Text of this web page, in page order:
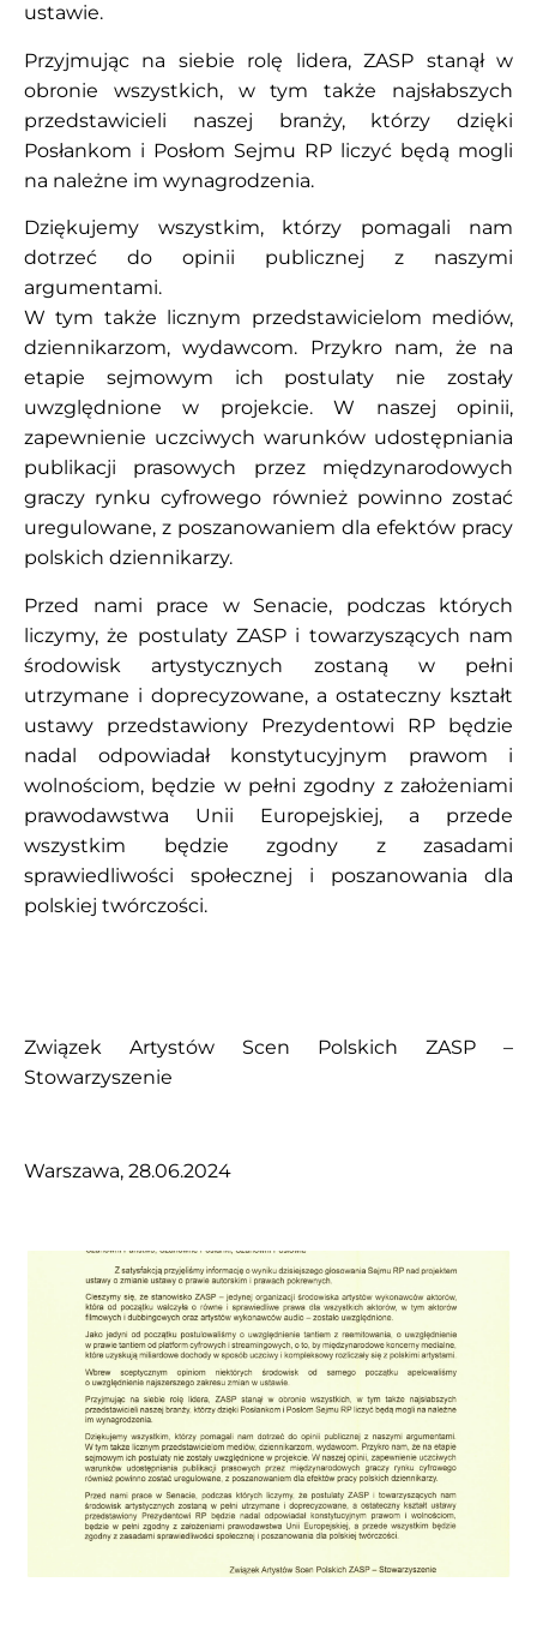
ustawie.
Przyjmując na siebie rolę lidera, ZASP stanął w
obronie wszystkich, w tym także najsłabszych
przedstawicieli naszej branży, którzy dzięki
Posłankom i Posłom Sejmu RP liczyć będą mogli
na należne im wynagrodzenia.
Dziękujemy wszystkim, którzy pomagali nam
dotrzeć do opinii publicznej z naszymi
argumentami.
W tym także licznym przedstawicielom mediów,
dziennikarzom, wydawcom. Przykro nam, że na
etapie sejmowym ich postulaty nie zostały
uwzględnione w projekcie. W naszej opinii,
zapewnienie uczciwych warunków udostępniania
publikacji prasowych przez międzynarodowych
graczy rynku cyfrowego również powinno zostać
uregulowane, z poszanowaniem dla efektów pracy
polskich dziennikarzy.
Przed nami prace w Senacie, podczas których
liczymy, że postulaty ZASP i towarzyszących nam
środowisk artystycznych zostaną w pełni
utrzymane i doprecyzowane, a ostateczny kształt
ustawy przedstawiony Prezydentowi RP będzie
nadal odpowiadał konstytucyjnym prawom i
wolnościom, będzie w pełni zgodny z założeniami
prawodawstwa Unii Europejskiej, a przede
wszystkim będzie zgodny z zasadami
sprawiedliwości społecznej i poszanowania dla
polskiej twórczości.
Związek Artystów Scen Polskich ZASP –
Stowarzyszenie
Warszawa, 28.06.2024